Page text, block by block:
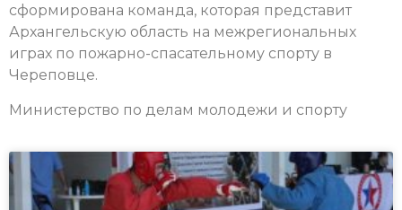
сформирована команда, которая представит
Архангельскую область на межрегиональных
играх по пожарно-спасательному спорту в
Череповце.
Министерство по делам молодежи и спорту